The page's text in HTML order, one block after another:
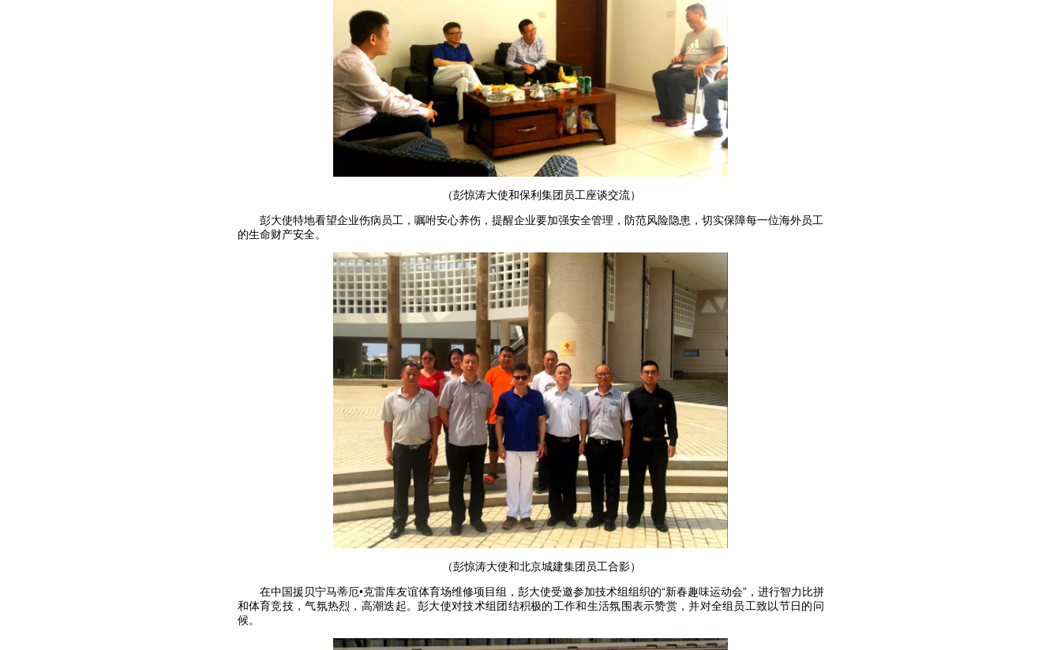
（彭惊涛大使和保利集团员工座谈交流）
彭大使特地看望企业伤病员工，嘱咐安心养伤，提醒企业要加强安全管理，防范风险隐患，切实保障每一位海外员工
的生命财产安全。
（彭惊涛大使和北京城建集团员工合影）
在中国援贝宁马蒂厄•克雷库友谊体育场维修项目组，彭大使受邀参加技术组组织的“新春趣味运动会”，进行智力比拼
和体育竞技，气氛热烈，高潮迭起。彭大使对技术组团结积极的工作和生活氛围表示赞赏，并对全组员工致以节日的问
候。